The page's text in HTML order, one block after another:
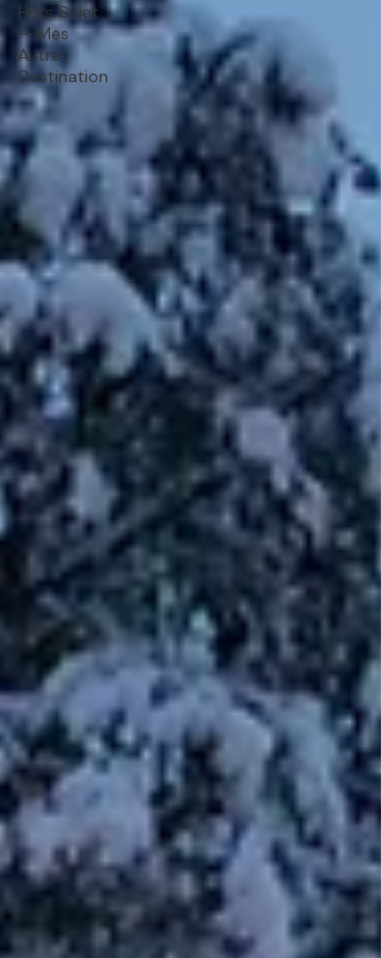
Hors Sujet
— Mes
Autres
Destination